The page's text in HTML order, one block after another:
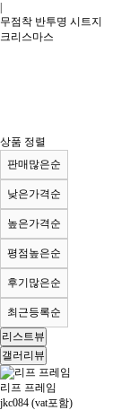
무점착 반투명 시트지
크리스마스
상품 정렬
판매많은순
낮은가격순
높은가격순
평점높은순
후기많은순
최근등록순
리스트뷰
갤러리뷰
리프 프레임
jkc084 (vat포함)